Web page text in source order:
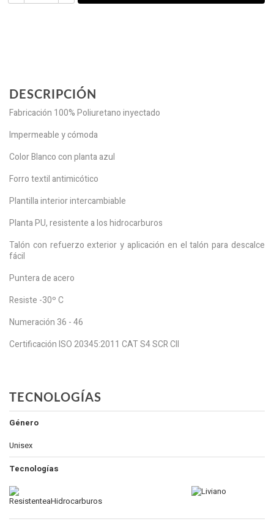
DESCRIPCIÓN
Fabricación 100% Poliuretano inyectado
Impermeable y cómoda
Color Blanco con planta azul
Forro textil antimicótico
Plantilla interior intercambiable
Planta PU, resistente a los hidrocarburos
Talón con refuerzo exterior y aplicación en el talón para descalce
fácil
Puntera de acero
Resiste -30º C
Numeración 36 - 46
Certificación ISO 20345:2011 CAT S4 SCR CII
TECNOLOGÍAS
Género
Unisex
Tecnologías